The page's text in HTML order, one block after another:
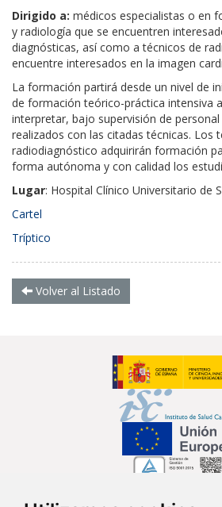
Dirigido a: médicos especialistas o en
y radiología que se encuentren
diagnósticas, así como a técnicos de
encuentre interesados en la imagen
La formación partirá desde un nivel de
de formación teórico-práctica intensiva
interpretar, bajo supervisión de
realizados con las citadas técnicas. Los
radiodiagnóstico adquirirán formación
forma autónoma y con calidad los
Lugar: Hospital Clínico Universitario de
Cartel
Tríptico
Volver al Listado